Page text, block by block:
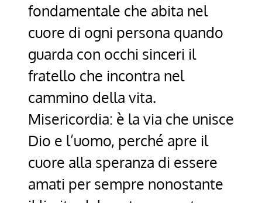
fondamentale che abita nel
cuore di ogni persona quando
guarda con occhi sinceri il
fratello che incontra nel
cammino della vita.
Misericordia: è la via che unisce
Dio e l’uomo, perché apre il
cuore alla speranza di essere
amati per sempre nonostante